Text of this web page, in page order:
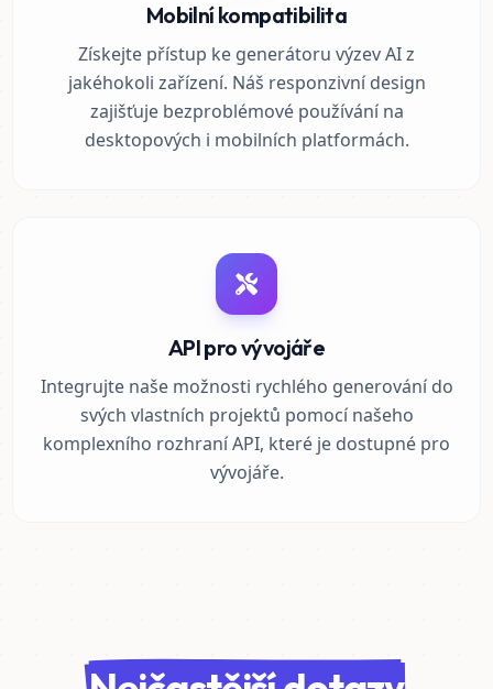
Mobilní kompatibilita
Získejte přístup ke generátoru výzev AI z
jakéhokoli zařízení. Náš responzivní design
zajišťuje bezproblémové používání na
desktopových i mobilních platformách.
API pro vývojáře
Integrujte naše možnosti rychlého generování do
svých vlastních projektů pomocí našeho
komplexního rozhraní API, které je dostupné pro
vývojáře.